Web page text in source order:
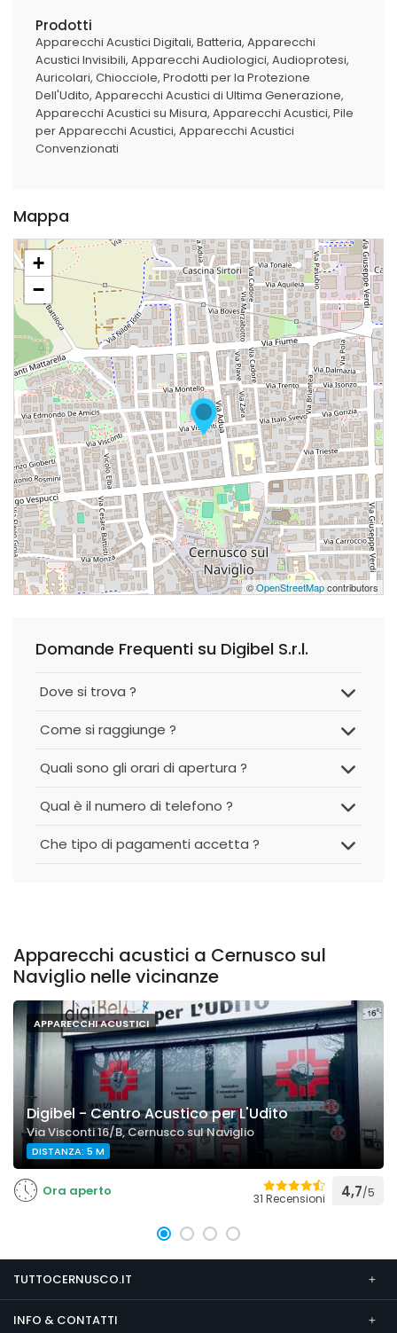
Prodotti
Apparecchi Acustici Digitali Batteria Apparecchi
Acustici Invisibili Apparecchi Audiologici Audioprotesi
Auricolari Chiocciole Prodotti per la Protezione
Dell'Udito Apparecchi Acustici di Ultima Generazione
Apparecchi Acustici su Misura Apparecchi Acustici Pile
per Apparecchi Acustici Apparecchi Acustici
Convenzionati
Mappa
+
−
©OpenStreetMapcontributors
Domande Frequenti su Digibel S.r.l.
Dove si trova ?
Come si raggiunge ?
Quali sono gli orari di apertura ?
Qual è il numero di telefono ?
Che tipo di pagamenti accetta ?
Apparecchi acustici a Cernusco sul
Naviglio nelle vicinanze
APPARECCHI ACUSTICI
Digibel - Centro Acustico per L'Udito
Via Visconti 16/B, Cernusco sul Naviglio
DISTANZA: 5 M
Ora aperto 31 Recensioni 4,7/5
TUTTOCERNUSCO.IT
INFO & CONTATTI